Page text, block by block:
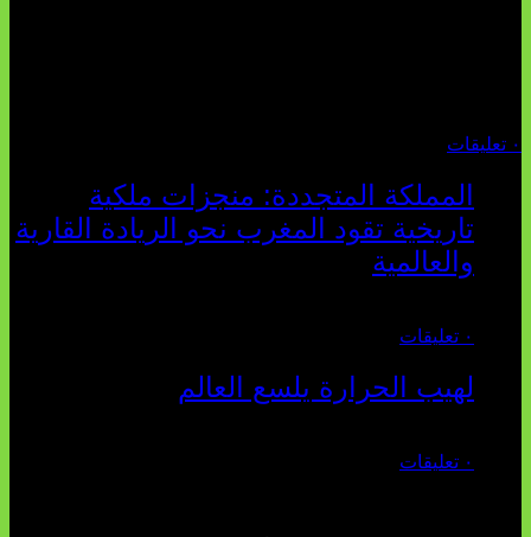
٠ تعليقات
المملكة المتجددة: منجزات ملكية
تاريخية تقود المغرب نحو الريادة القارية
والعالمية
٠ تعليقات
لهيب الحرارة يلسع العالم
٠ تعليقات